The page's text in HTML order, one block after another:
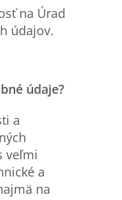
na Úrad
údajov.
é údaje?
a
veľmi
a
na